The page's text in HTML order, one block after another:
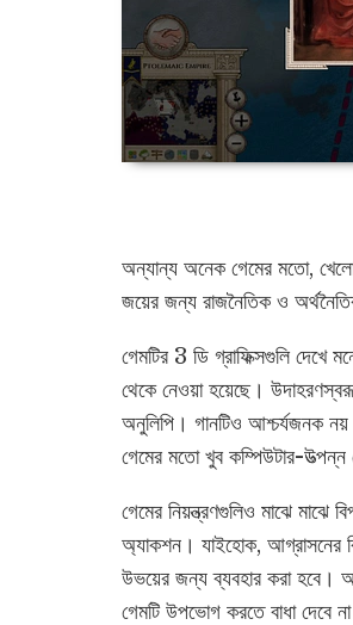
অন্যান্য অনেক গেমের মতো,
জয়ের জন্য রাজনৈতিক ও
গেমটির 3 ডি গ্রাফিক্সগুলি দেখে
থেকে নেওয়া হয়েছে।
অনুলিপি। গানটিও আশ্চর্যজনক
গেমের মতো খুব কম্পিউটার-উত্পন্ন
গেমের নিয়ন্ত্রণগুলিও মাঝে মাঝে
অ্যাকশন। যাইহোক, আগ্রাসনের
উভয়ের জন্য ব্যবহার করা হবে।
গেমটি উপভোগ করতে বাধা দেবে